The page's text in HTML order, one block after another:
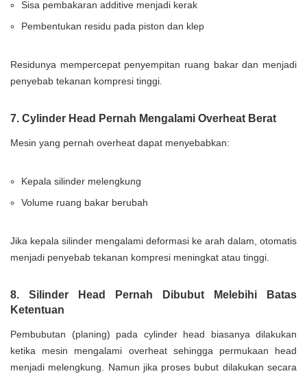
Sisa pembakaran additive menjadi kerak
Pembentukan residu pada piston dan klep
Residunya mempercepat penyempitan ruang bakar dan menjadi
penyebab tekanan kompresi tinggi.
7. Cylinder Head Pernah Mengalami Overheat Berat
Mesin yang pernah overheat dapat menyebabkan:
Kepala silinder melengkung
Volume ruang bakar berubah
Jika kepala silinder mengalami deformasi ke arah dalam, otomatis
menjadi penyebab tekanan kompresi meningkat atau tinggi.
8. Silinder Head Pernah Dibubut Melebihi Batas
Ketentuan
Pembubutan (planing) pada cylinder head biasanya dilakukan
ketika mesin mengalami overheat sehingga permukaan head
menjadi melengkung. Namun jika proses bubut dilakukan secara